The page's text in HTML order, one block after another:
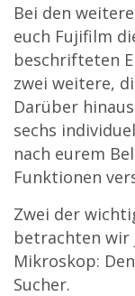
Bei den
euch Fujifilm
beschrifteten
zwei weitere,
Darüber
sechs
nach eurem
Funktionen
Zwei der
betrachten wir
Mikroskop:
Sucher.